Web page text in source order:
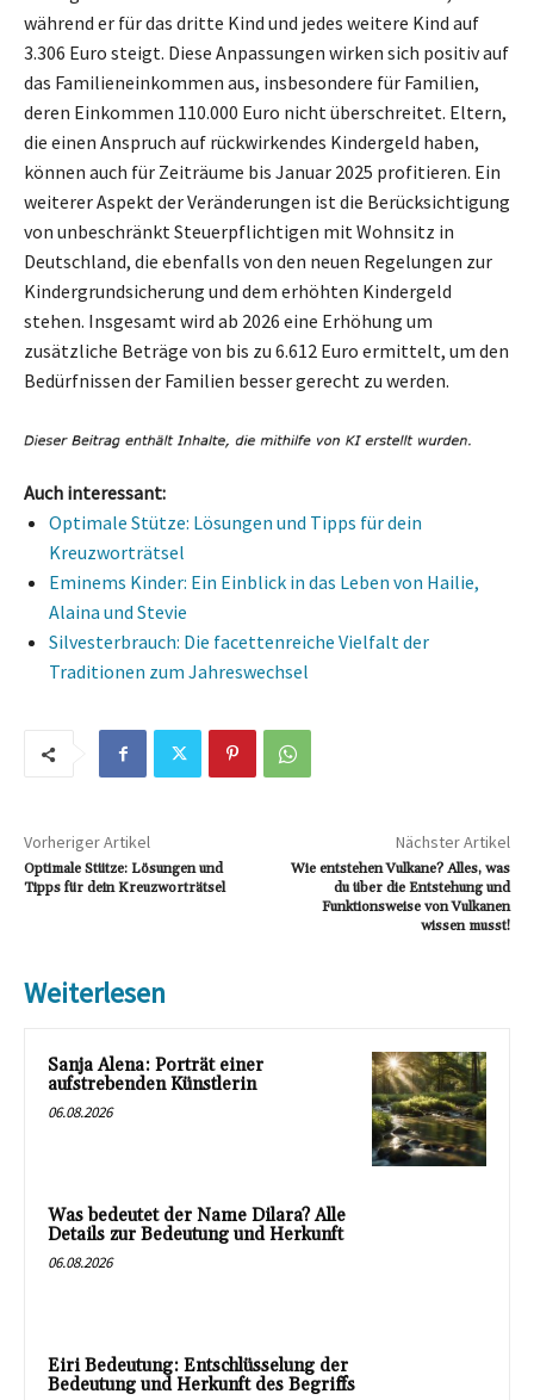
während er für das dritte Kind und jedes weitere Kind auf
3.306 Euro steigt. Diese Anpassungen wirken sich positiv auf
das Familieneinkommen aus, insbesondere für Familien,
deren Einkommen 110.000 Euro nicht überschreitet. Eltern,
die einen Anspruch auf rückwirkendes Kindergeld haben,
können auch für Zeiträume bis Januar 2025 profitieren. Ein
weiterer Aspekt der Veränderungen ist die Berücksichtigung
von unbeschränkt Steuerpflichtigen mit Wohnsitz in
Deutschland, die ebenfalls von den neuen Regelungen zur
Kindergrundsicherung und dem erhöhten Kindergeld
stehen. Insgesamt wird ab 2026 eine Erhöhung um
zusätzliche Beträge von bis zu 6.612 Euro ermittelt, um den
Bedürfnissen der Familien besser gerecht zu werden.
Auch interessant:
Optimale Stütze: Lösungen und Tipps für dein
Kreuzworträtsel
Eminems Kinder: Ein Einblick in das Leben von Hailie,
Alaina und Stevie
Silvesterbrauch: Die facettenreiche Vielfalt der
Traditionen zum Jahreswechsel
Vorheriger Artikel
Optimale Stütze: Lösungen und
Tipps für dein Kreuzworträtsel
Nächster Artikel
Wie entstehen Vulkane? Alles, was
du über die Entstehung und
Funktionsweise von Vulkanen
wissen musst!
Weiterlesen
Sanja Alena: Porträt einer
aufstrebenden Künstlerin
06.08.2026
Was bedeutet der Name Dilara? Alle
Details zur Bedeutung und Herkunft
06.08.2026
Eiri Bedeutung: Entschlüsselung der
Bedeutung und Herkunft des Begriffs